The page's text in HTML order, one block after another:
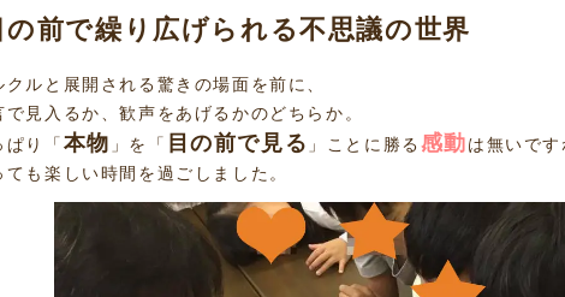
の前で繰り広げられる不思議の世界
クルと展開される驚きの場面を前に、
で見入るか、歓声をあげるかのどちらか。
ぱり「 本物 」を「 目の前で見る 」ことに勝る感動は無いで
ても楽しい時間を過ごしました。